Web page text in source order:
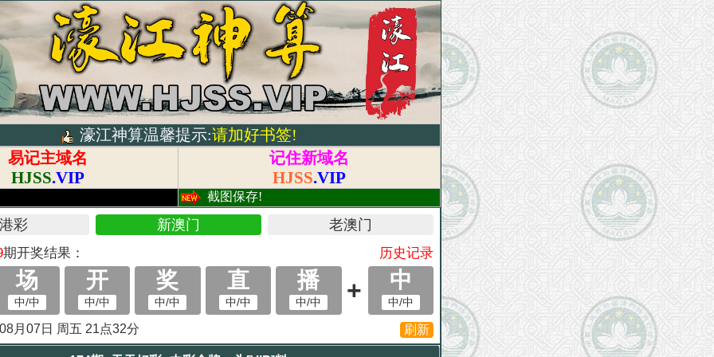
濠江神算温馨提示:请加好书签!
易记主域名
HJSS.VIP
记住新域名
HJSS.VIP
截图保存!